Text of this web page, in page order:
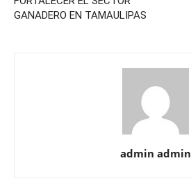
GANADERO EN TAMAULIPAS
admin admin